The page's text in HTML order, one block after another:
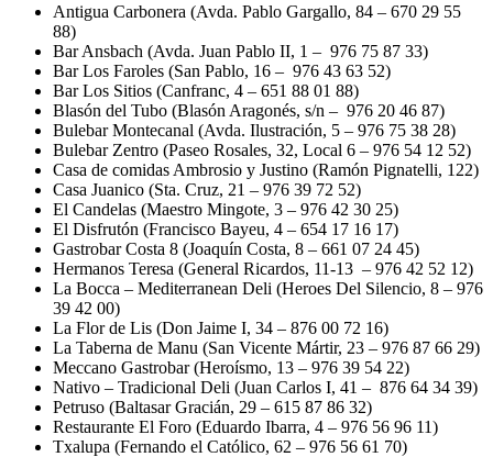
Antigua Carbonera (Avda. Pablo Gargallo, 84 – 670 29 55
88)
Bar Ansbach (Avda. Juan Pablo II, 1 – 976 75 87 33)
Bar Los Faroles (San Pablo, 16 – 976 43 63 52)
Bar Los Sitios (Canfranc, 4 – 651 88 01 88)
Blasón del Tubo (Blasón Aragonés, s/n – 976 20 46 87)
Bulebar Montecanal (Avda. Ilustración, 5 – 976 75 38 28)
Bulebar Zentro (Paseo Rosales, 32, Local 6 – 976 54 12 52)
Casa de comidas Ambrosio y Justino (Ramón Pignatelli, 122)
Casa Juanico (Sta. Cruz, 21 – 976 39 72 52)
El Candelas (Maestro Mingote, 3 – 976 42 30 25)
El Disfrutón (Francisco Bayeu, 4 – 654 17 16 17)
Gastrobar Costa 8 (Joaquín Costa, 8 – 661 07 24 45)
Hermanos Teresa (General Ricardos, 11-13 – 976 42 52 12)
La Bocca – Mediterranean Deli (Heroes Del Silencio, 8 – 976
39 42 00)
La Flor de Lis (Don Jaime I, 34 – 876 00 72 16)
La Taberna de Manu (San Vicente Mártir, 23 – 976 87 66 29)
Meccano Gastrobar (Heroísmo, 13 – 976 39 54 22)
Nativo – Tradicional Deli (Juan Carlos I, 41 – 876 64 34 39)
Petruso (Baltasar Gracián, 29 – 615 87 86 32)
Restaurante El Foro (Eduardo Ibarra, 4 – 976 56 96 11)
Txalupa (Fernando el Católico, 62 – 976 56 61 70)